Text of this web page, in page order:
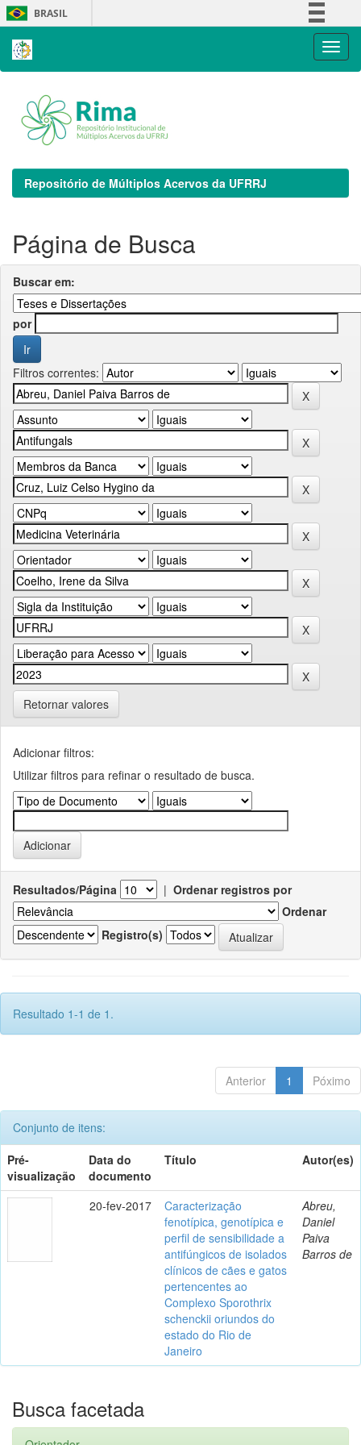
Skip
navigation
BRASIL
Repositório de Múltiplos Acervos da UFRRJ
Página de Busca
Buscar em:
por
Filtros correntes:
Retornar valores
Adicionar filtros:
Utilizar filtros para refinar o resultado de busca.
Resultados/Página | Ordenar registros por
Ordenar
Registro(s)
Resultado 1-1 de 1.
Anterior 1 Póximo
Conjunto de itens:
Pré-
visualização
Data do
documento
Título Autor(es)
20-fev-2017
Caracterização
fenotípica, genotípica e
perfil de sensibilidade a
antifúngicos de isolados
clínicos de cães e gatos
pertencentes ao
Complexo Sporothrix
schenckii oriundos do
estado do Rio de
Janeiro
Abreu,
Daniel
Paiva
Barros de
Busca facetada